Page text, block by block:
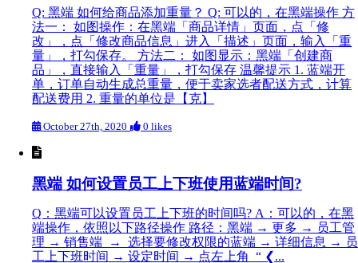
Q: 黑端 如何给商品添加重量？ Q: 可以的，在黑端操作 方
法一： 如图操作：在黑端「商品详情」页面，点「修
改」，点「修改商品信息」进入「描述」页面，输入「重
量」，打勾保存。 方法二： 如图显示：黑端「创建商
品」，直接输入「重量」，打勾保存 温馨提示 1. 蓝端开
单，订单自动生成总重量，便于卖家选者配送方式，计算
配送费用 2. 重量的单位是【克】
October 27th, 2020 0 likes
黑端 如何设置员工上下班使用蓝端时间?
Q：黑端可以设置员工上下班的时间吗? A：可以的，在黑
端操作，依照以下路径操作 路径：黑端 → 更多 → 员工管
理 → 销售端 → 选择要修改权限的蓝端 → 详细信息 → 员
工上下班时间 → 设定时间 → 点左上角 “ ❮...